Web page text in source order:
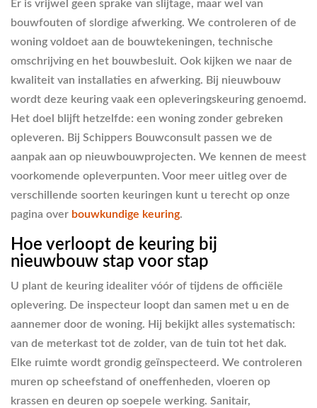
Er is vrijwel geen sprake van slijtage, maar wel van
bouwfouten of slordige afwerking. We controleren of de
woning voldoet aan de bouwtekeningen, technische
omschrijving en het bouwbesluit. Ook kijken we naar de
kwaliteit van installaties en afwerking. Bij nieuwbouw
wordt deze keuring vaak een opleveringskeuring genoemd.
Het doel blijft hetzelfde: een woning zonder gebreken
opleveren. Bij Schippers Bouwconsult passen we de
aanpak aan op nieuwbouwprojecten. We kennen de meest
voorkomende opleverpunten. Voor meer uitleg over de
verschillende soorten keuringen kunt u terecht op onze
pagina over bouwkundige keuring.
Hoe verloopt de keuring bij
nieuwbouw stap voor stap
U plant de keuring idealiter vóór of tijdens de officiële
oplevering. De inspecteur loopt dan samen met u en de
aannemer door de woning. Hij bekijkt alles systematisch:
van de meterkast tot de zolder, van de tuin tot het dak.
Elke ruimte wordt grondig geïnspecteerd. We controleren
muren op scheefstand of oneffenheden, vloeren op
krassen en deuren op soepele werking. Sanitair,